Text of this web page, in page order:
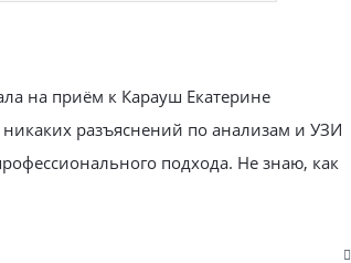
на приём к Карауш Екатерине
разъяснений по анализам и УЗИ
подхода. Не знаю, как